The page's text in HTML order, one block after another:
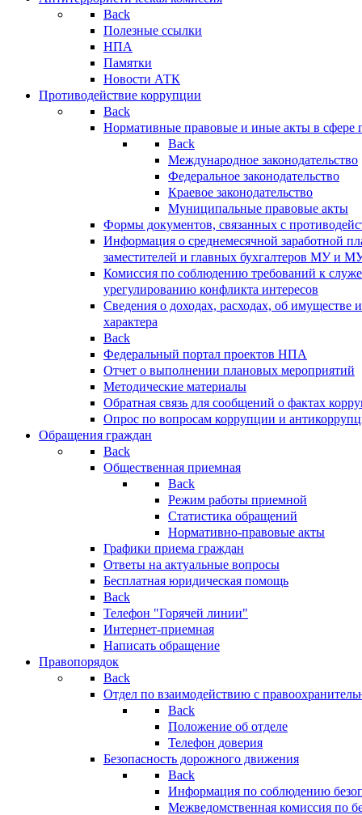
Back
Полезные ссылки
НПА
Памятки
Новости АТК
Противодействие коррупции
Back
Нормативные правовые и иные акты в сфере
Back
Международное законодательство
Федеральное законодательство
Краевое законодательство
Муниципальные правовые акты
Формы документов, связанных с
Информация о среднемесячной заработной
заместителей и главных бухгалтеров МУ и
Комиссия по соблюдению требований к
урегулированию конфликта интересов
Сведения о доходах, расходах, об имуществе
характера
Back
Федеральный портал проектов НПА
Отчет о выполнении плановых мероприятий
Методические материалы
Обратная связь для сообщений о фактах
Опрос по вопросам коррупции и
Обращения граждан
Back
Общественная приемная
Back
Режим работы приемной
Статистика обращений
Нормативно-правовые акты
Графики приема граждан
Ответы на актуальные вопросы
Бесплатная юридическая помощь
Back
Телефон "Горячей линии"
Интернет-приемная
Написать обращение
Правопорядок
Back
Отдел по взаимодействию с
Back
Положение об отделе
Телефон доверия
Безопасность дорожного движения
Back
Информация по соблюдению
Межведомственная комиссия по